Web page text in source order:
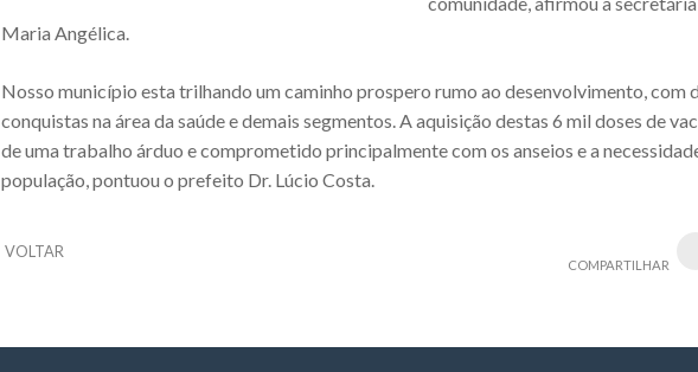
Maria Angélica.
Nosso município esta trilhando um caminho prospero rumo ao desenvolvimento, com
conquistas na área da saúde e demais segmentos. A aquisição destas 6 mil doses de
de uma trabalho árduo e comprometido principalmente com os anseios e a
população, pontuou o prefeito Dr. Lúcio Costa.
VOLTAR
COMPARTILHAR